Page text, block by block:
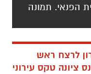
03/11/2025, בבית הפנאי. תמונה
יום הזיכרון לרצח ראש
ציונה טקס עירוני